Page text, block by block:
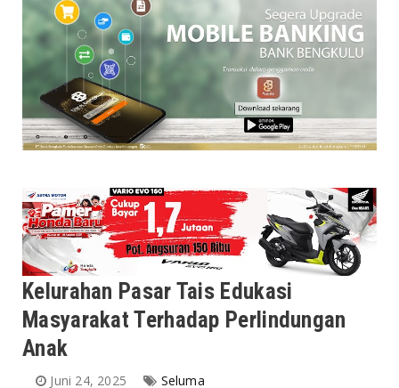
Kelurahan Pasar Tais Edukasi
Masyarakat Terhadap Perlindungan
Anak
Juni 24, 2025 Seluma